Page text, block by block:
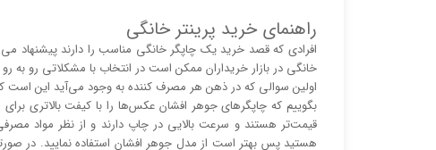
راهنمای خرید پرینتر خانگی
افرادی که قصد خرید یک چاپگر خانگی مناسب را دارند پیشنهاد
خانگی در بازار خریداران ممکن است در انتخاب با مشکلاتی رو به
اولین سوالی که در ذهن هر مصرف کننده به وجود می‌آید این است
بگوییم که چاپگر‌های جوهر افشان عکس‌ها را با کیفت بالا‌‌‌تری
قیمت‌تر هستند و سرعت بالایی در چاپ دارند و از نظر مواد
هستید پس بهتر است از مدل جوهر افشان استفاده نمایید. در